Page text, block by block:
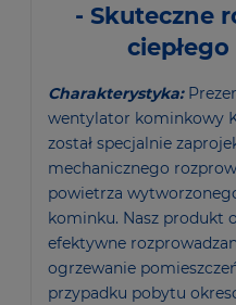
- Skuteczne
Charakterystyka:
wentylator kominkowy
został specjalnie
mechanicznego
powietrza
kominku. Nasz produkt
efektywne
ogrzewanie
przypadku pobytu